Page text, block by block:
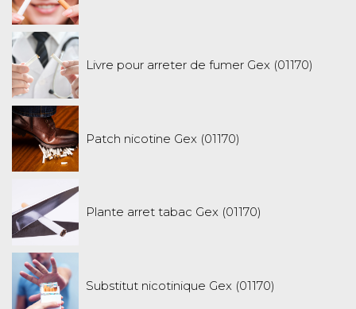
Livre pour arreter de fumer Gex (01170)
Patch nicotine Gex (01170)
Plante arret tabac Gex (01170)
Substitut nicotinique Gex (01170)